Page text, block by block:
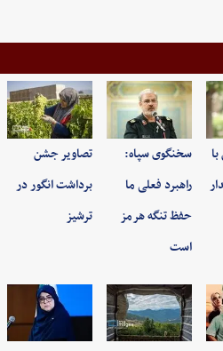
سخنگوی سپاه:
راهبرد فعلی ما
حفظ تنگه هرمز
است
تصاویر جشن
برداشت انگور در
ترشیز